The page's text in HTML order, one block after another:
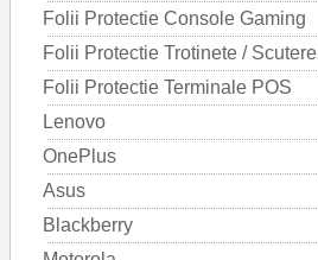
Folii Protectie Console Gaming
Folii Protectie Trotinete / Scutere
Folii Protectie Terminale POS
Lenovo
OnePlus
Asus
Blackberry